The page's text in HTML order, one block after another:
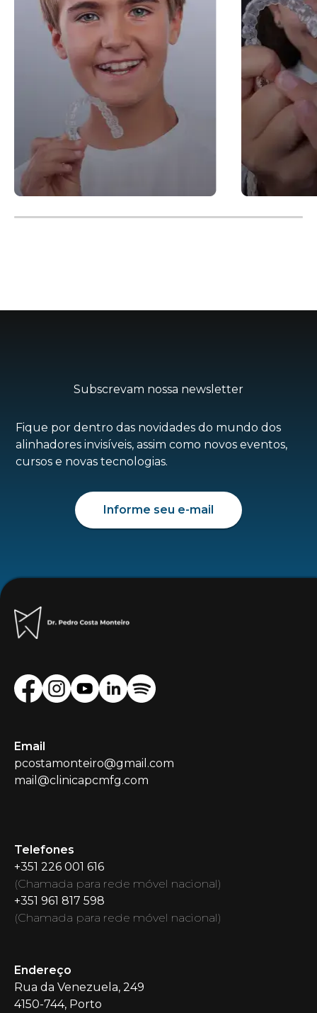
Subscrevam nossa newsletter
Fique por dentro das novidades do mundo dos
alinhadores invisíveis, assim como novos eventos,
cursos e novas tecnologias.
Informe seu e-mail
Email
pcostamonteiro@gmail.com
mail@clinicapcmfg.com
Telefones
+351 226 001 616
(Chamada para rede móvel nacional)
+351 961 817 598
(Chamada para rede móvel nacional)
Endereço
Rua da Venezuela, 249
4150-744, Porto